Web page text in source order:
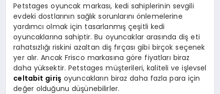
Petstages oyuncak markası, kedi sahiplerinin sevgili
evdeki dostlarının sağlık sorunlarını önlemelerine
yardımcı olmak için tasarlanmış çeşitli kedi
oyuncaklarına sahiptir. Bu oyuncaklar arasında diş eti
rahatsızlığı riskini azaltan diş fırçası gibi birçok seçenek
yer alır. Ancak Frisco markasına göre fiyatları biraz
daha yüksektir. Petstages müşterileri, kaliteli ve işlevsel
celtabit giriş oyuncakların biraz daha fazla para için
değer olduğunu düşünebilirler.